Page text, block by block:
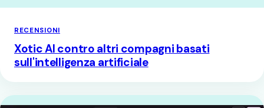
RECENSIONI
Xotic AI contro altri compagni basati
sull'intelligenza artificiale